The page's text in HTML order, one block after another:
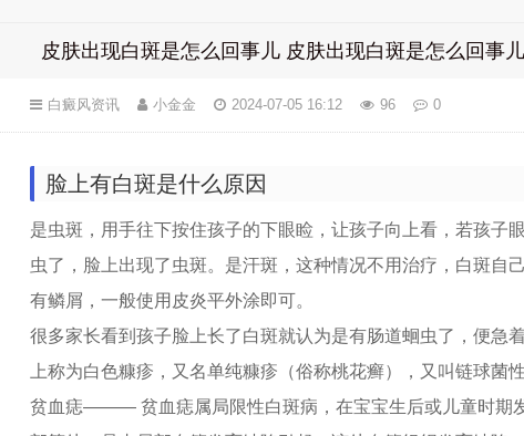
皮肤出现白斑是怎么回事儿 皮肤出现白斑是怎么回事
白癜风资讯 小金金 2024-07-05 16:12 96 0
脸上有白斑是什么原因
是虫斑，用手往下按住孩子的下眼睑，让孩子向上看，若孩子
虫了，脸上出现了虫斑。是汗斑，这种情况不用治疗，白斑自
有鳞屑，一般使用皮炎平外涂即可。
很多家长看到孩子脸上长了白斑就认为是有肠道蛔虫了，便急
上称为白色糠疹，又名单纯糠疹（俗称桃花癣），又叫链球菌
贫血痣——— 贫血痣属局限性白斑病，在宝宝生后或儿童时期